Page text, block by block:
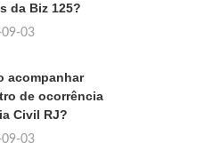
da Biz 125?
03
acompanhar
de ocorrência
Civil RJ?
03